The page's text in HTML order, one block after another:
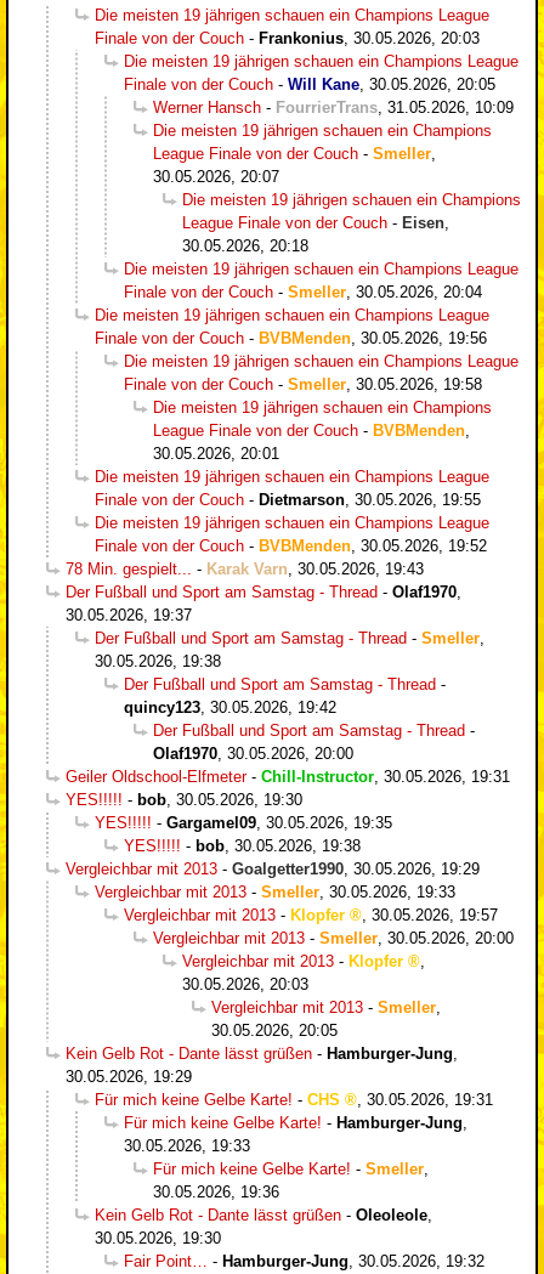
Die meisten 19 jährigen schauen ein Champions League
Finale von der Couch - Frankonius 30.05.2026, 20:03
Die meisten 19 jährigen schauen ein Champions League
Finale von der Couch - Will Kane 30.05.2026, 20:05
Werner Hansch - FourrierTrans 31.05.2026, 10:09
Die meisten 19 jährigen schauen ein Champions
League Finale von der Couch - Smeller
30.05.2026, 20:07
Die meisten 19 jährigen schauen ein Champions
League Finale von der Couch - Eisen
30.05.2026, 20:18
Die meisten 19 jährigen schauen ein Champions League
Finale von der Couch - Smeller 30.05.2026, 20:04
Die meisten 19 jährigen schauen ein Champions League
Finale von der Couch - BVBMenden 30.05.2026, 19:56
Die meisten 19 jährigen schauen ein Champions League
Finale von der Couch - Smeller 30.05.2026, 19:58
Die meisten 19 jährigen schauen ein Champions
League Finale von der Couch - BVBMenden
30.05.2026, 20:01
Die meisten 19 jährigen schauen ein Champions League
Finale von der Couch - Dietmarson 30.05.2026, 19:55
Die meisten 19 jährigen schauen ein Champions League
Finale von der Couch - BVBMenden 30.05.2026, 19:52
78 Min. gespielt...
- Karak Varn 30.05.2026, 19:43
Der Fußball und Sport am Samstag - Thread - Olaf1970
30.05.2026, 19:37
Der Fußball und Sport am Samstag - Thread - Smeller
30.05.2026, 19:38
Der Fußball und Sport am Samstag - Thread -
quincy123 30.05.2026, 19:42
Der Fußball und Sport am Samstag - Thread -
Olaf1970 30.05.2026, 20:00
Geiler Oldschool-Elfmeter- Chill-Instructor 30.05.2026, 19:31
YES!!!!! - bob 30.05.2026, 19:30
YES!!!!! - Gargamel09 30.05.2026, 19:35
YES!!!!! - bob 30.05.2026, 19:38
Vergleichbar mit 2013 - Goalgetter1990 30.05.2026, 19:29
Vergleichbar mit 2013 - Smeller 30.05.2026, 19:33
Vergleichbar mit 2013 - Klopfer
30.05.2026, 19:57
Vergleichbar mit 2013 - Smeller 30.05.2026, 20:00
Vergleichbar mit 2013 - Klopfer
30.05.2026, 20:03
Vergleichbar mit 2013 - Smeller
30.05.2026, 20:05
Kein Gelb Rot - Dante lässt grüßen - Hamburger-Jung
30.05.2026, 19:29
Für mich keine Gelbe Karte! - CHS
30.05.2026, 19:31
Für mich keine Gelbe Karte! - Hamburger-Jung
30.05.2026, 19:33
Für mich keine Gelbe Karte! - Smeller
30.05.2026, 19:36
Kein Gelb Rot - Dante lässt grüßen - Oleoleole
30.05.2026, 19:30
Fair Point…
- Hamburger-Jung 30.05.2026, 19:32